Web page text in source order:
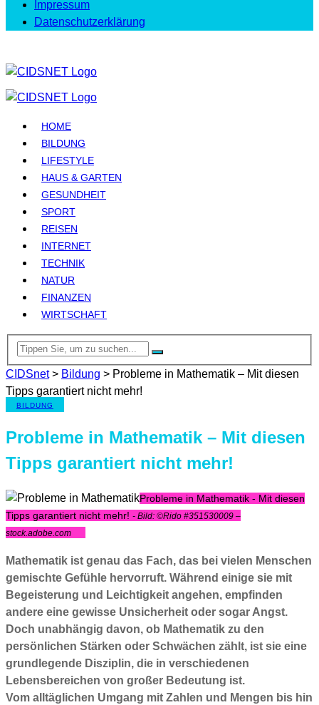
Impressum
Datenschutzerklärung
HOME
BILDUNG
LIFESTYLE
HAUS & GARTEN
GESUNDHEIT
SPORT
REISEN
INTERNET
TECHNIK
NATUR
FINANZEN
WIRTSCHAFT
CIDSnet> Bildung > Probleme in Mathematik – Mit diesen
Tipps garantiert nicht mehr!
BILDUNG
Probleme in Mathematik – Mit diesen
Tipps garantiert nicht mehr!
Probleme in Mathematik - Mit diesen
Tipps garantiert nicht mehr! - Bild: ©Rido #351530009 –
stock.adobe.com
Mathematik ist genau das Fach, das bei vielen Menschen
gemischte Gefühle hervorruft. Während einige sie mit
Begeisterung und Leichtigkeit angehen, empfinden
andere eine gewisse Unsicherheit oder sogar Angst.
Doch unabhängig davon, ob Mathematik zu den
persönlichen Stärken oder Schwächen zählt, ist sie eine
grundlegende Disziplin, die in verschiedenen
Lebensbereichen von großer Bedeutung ist.
Vom alltäglichen Umgang mit Zahlen und Mengen bis hin